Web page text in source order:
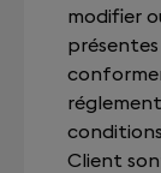
modifier
Client